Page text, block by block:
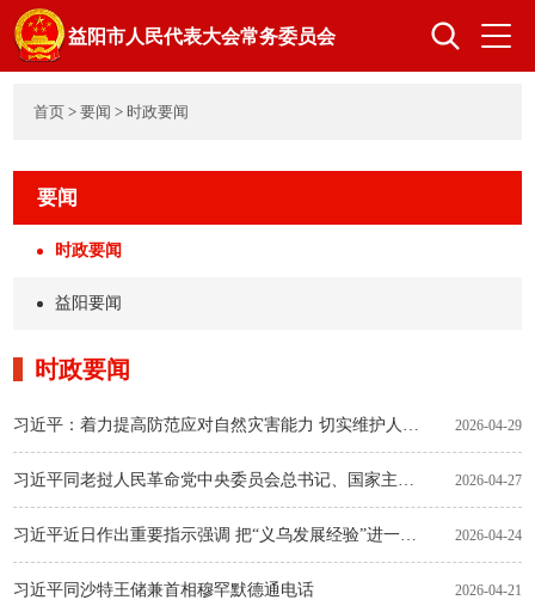
益阳市人民代表大会常务委员会
领导之窗
代表工作 选举任免
机关党建
首页 >要闻 > 时政要闻
要闻
时政要闻
益阳要闻
时政要闻
习近平：着力提高防范应对自然灾害能力 切实维护人民群众生命财产安全 2026-04-29
习近平同老挝人民革命党中央委员会总书记、国家主席通伦就中老建交65周年互致贺电 2026-04-27
习近平近日作出重要指示强调 把“义乌发展经验”进一步总结好运用好 探索走出符合各自实际的高质量发展之路 2026-04-24
习近平同沙特王储兼首相穆罕默德通电话 2026-04-21